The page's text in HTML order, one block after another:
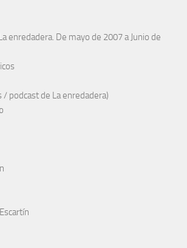
enredadera. De mayo de 2007 a Junio de
/ podcast de La enredadera)